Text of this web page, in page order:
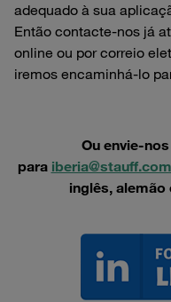
adequado à sua
Então contacte-nos já
online ou por correio
iremos encaminhá-lo
Ou envie-
para iberia@stauff.com
inglês,